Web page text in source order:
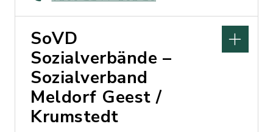
SoVD
Sozialverbände –
Sozialverband
Meldorf Geest /
Krumstedt